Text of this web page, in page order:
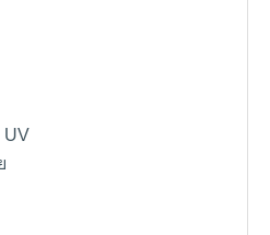
UV